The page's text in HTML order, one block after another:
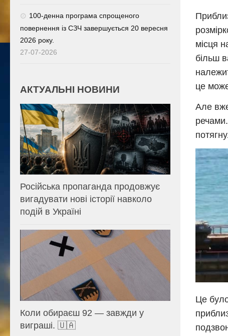
місця
більш
це
Але
Це
100-денна програма спрощеного
повернення із СЗЧ завершується 20 вересня
2026 року.
27-07-2026
АКТУАЛЬНІ НОВИНИ
Російська пропаганда продовжує
вигадувати нові історії навколо
подій в Україні
Коли обираєш 92 — завжди у
виграші. 🇺🇦